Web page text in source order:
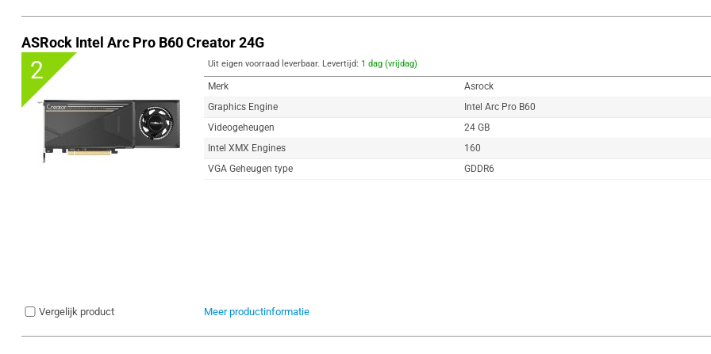
ASRock Intel Arc Pro B60 Creator 24G
2 Uit eigen voorraad leverbaar. Levertijd: 1 dag (vrijdag)
Merk
Asrock
Graphics Engine
Intel Arc Pro B60
Videogeheugen
24 GB
Intel XMX Engines
160
VGA Geheugen type
GDDR6
Vergelijk product Meer productinformatie